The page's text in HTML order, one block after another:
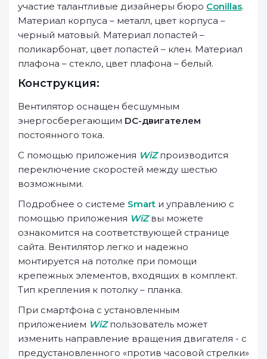
участие талантливые дизайнеры бюро Conillas.
Материал корпуса – металл, цвет корпуса –
черный матовый. Материал лопастей –
поликарбонат, цвет лопастей – клен. Материал
плафона – стекло, цвет плафона – белый.
Конструкция:
Вентилятор оснащен бесшумным
энергосберегающим DC-двигателем
постоянного тока.
С помощью приложения WiZпроизводится
переключение скоростей между шестью
возможными.
Подробнее о системе Smart и управлению с
помощью приложения WiZвы можете
ознакомится на соответствующей странице
сайта. Вентилятор легко и надежно
монтируется на потолке при помощи
крепежных элементов, входящих в комплект.
Тип крепления к потолку – планка.
При смартфона с установленным
приложением WiZпользователь может
изменить направление вращения двигателя - с
предустановленного «против часовой стрелки»